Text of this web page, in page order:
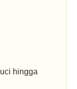
hingga